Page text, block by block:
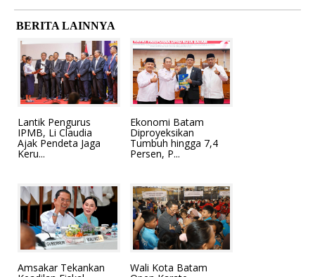
BERITA LAINNYA
Lantik Pengurus
IPMB, Li Claudia
Ajak Pendeta Jaga
Keru...
Ekonomi Batam
Diproyeksikan
Tumbuh hingga 7,4
Persen, P...
Amsakar Tekankan Wali Kota Batam